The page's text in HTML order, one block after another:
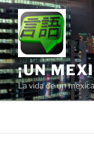
Skip
to
content
¡UN
La vida de un